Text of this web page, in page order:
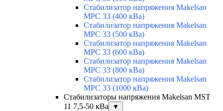
Стабилизатор напряжения Makelsan
MPC 33 (400 кВа)
Стабилизатор напряжения Makelsan
MPC 33 (500 кВа)
Стабилизатор напряжения Makelsan
MPC 33 (600 кВа)
Стабилизатор напряжения Makelsan
MPC 33 (800 кВа)
Стабилизатор напряжения Makelsan
MPC 33 (1000 кВа)
Стабилизаторы напряжения Makelsan MST
11 7,5-50 кВа
▼